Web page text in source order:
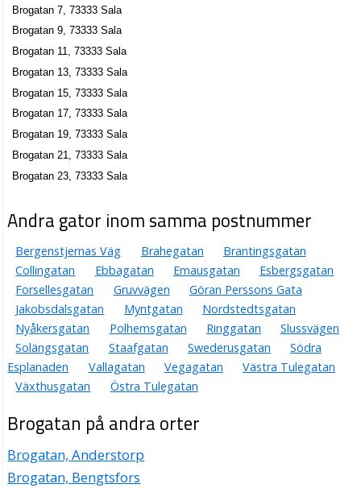
Brogatan 7, 73333 Sala
Brogatan 9, 73333 Sala
Brogatan 11, 73333 Sala
Brogatan 13, 73333 Sala
Brogatan 15, 73333 Sala
Brogatan 17, 73333 Sala
Brogatan 19, 73333 Sala
Brogatan 21, 73333 Sala
Brogatan 23, 73333 Sala
Andra gator inom samma postnummer
Bergenstjernas Väg Brahegatan
Brantingsgatan
Collingatan
Ebbagatan Emausgatan
Esbergsgatan
Forsellesgatan
Gruvvägen
Göran Perssons Gata
Jakobsdalsgatan
Myntgatan
Nordstedtsgatan
Nyåkersgatan
Polhemsgatan Ringgatan
Slussvägen
Solängsgatan
Staafgatan Swederusgatan
Södra
Esplanaden
Vallagatan Vegagatan
Västra Tulegatan
Växthusgatan
Östra Tulegatan
Brogatan på andra orter
Brogatan, Anderstorp
Brogatan, Bengtsfors